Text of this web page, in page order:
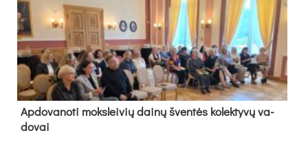
Ap­do­va­no­ti moks­lei­vių dai­nų šven­tės ko­lek­ty­vų va­
do­vai